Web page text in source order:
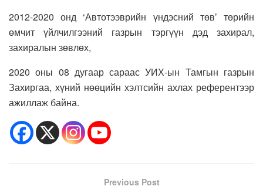
2012-2020 онд ‘Автотээврийн үндэсний төв’ төрийн
өмчит үйлчилгээний газрын тэргүүн дэд захирал,
захиралын зөвлөх,
2020 оны 08 дугаар сараас УИХ-ын Тамгын газрын
Захиргаа, хүний нөөцийн хэлтсийн ахлах референтээр
ажиллаж байна.
Previous Post